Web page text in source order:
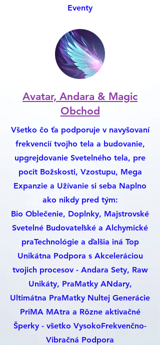
Eventy
Avatar, Andara & Magic
Obchod
Všetko čo ťa podporuje v navyšovaní
frekvencií tvojho tela a budovanie,
upgrejdovanie Svetelného tela, pre
pocit Božskosti, Vzostupu, Mega
Expanzie a Užívanie si seba Naplno
ako nikdy pred tým:
Bio Oblečenie, Doplnky, Majstrovské
Svetelné Budovateľské a Alchymické
praTechnológie a ďalšia iná Top
Unikátna Podpora s Akceleráciou
tvojich procesov - Andara Sety, Raw
Unikáty, PraMatky ANdary,
Ultimátna PraMatky Nultej Generácie
PriMA MAtra a Rôzne aktivačné
Šperky - všetko VysokoFrekvenčno-
Vibračná Podpora